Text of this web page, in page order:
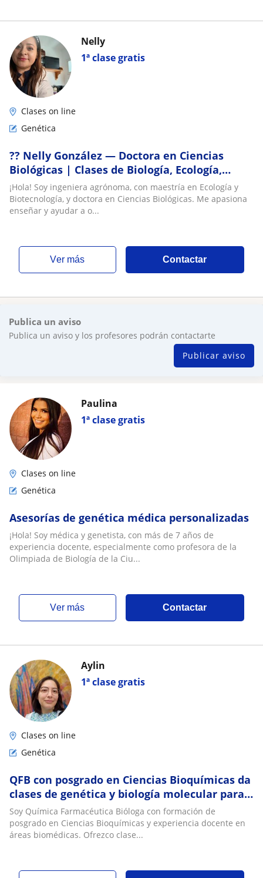
1ª clase gratis
Nelly
Clases on line
Genética
?? Nelly González — Doctora en Ciencias
Biológicas | Clases de Biología, Ecología,
Biotecnología y Apoyo Académico
¡Hola! Soy ingeniera agrónoma, con maestría en Ecología y
Biotecnología, y doctora en Ciencias Biológicas. Me apasiona
enseñar y ayudar a o...
ver más Contactar
Publica un aviso
Publica un aviso y los profesores podrán contactarte
Publicar aviso
1ª clase gratis
Paulina
Clases on line
Genética
Asesorías de genética médica personalizadas
¡Hola! Soy médica y genetista, con más de 7 años de
experiencia docente, especialmente como profesora de la
Olimpiada de Biología de la Ciu...
ver más Contactar
1ª clase gratis
Aylin
Clases on line
Genética
QFB con posgrado en Ciencias Bioquímicas da
clases de genética y biología molecular para
nivel preparatoria y universitario
Soy Química Farmacéutica Bióloga con formación de
posgrado en Ciencias Bioquímicas y experiencia docente en
áreas biomédicas. Ofrezco clase...